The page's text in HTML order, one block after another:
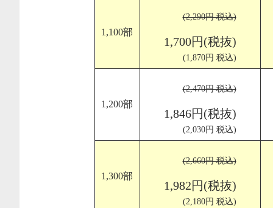
1,100部
(2,290円 税込)
1,700円(税抜)
(1,870円 税込)
1,200部
(2,470円 税込)
1,846円(税抜)
(2,030円 税込)
1,300部
(2,660円 税込)
1,982円(税抜)
(2,180円 税込)